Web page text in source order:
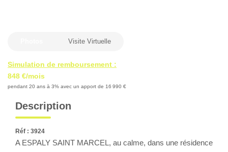
Simulation de remboursement :
848 €/mois
pendant 20 ans à 3% avec un apport de 16 990 €
Visite Virtuelle
Description
Réf : 3924
A ESPALY SAINT MARCEL, au calme, dans une résidence